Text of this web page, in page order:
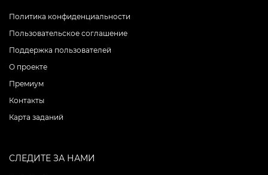
Политика конфиденциальности
Пользовательское соглашение
Поддержка пользователей
О проекте
Премиум
Контакты
Карта заданий
СЛЕДИТЕ ЗА НАМИ